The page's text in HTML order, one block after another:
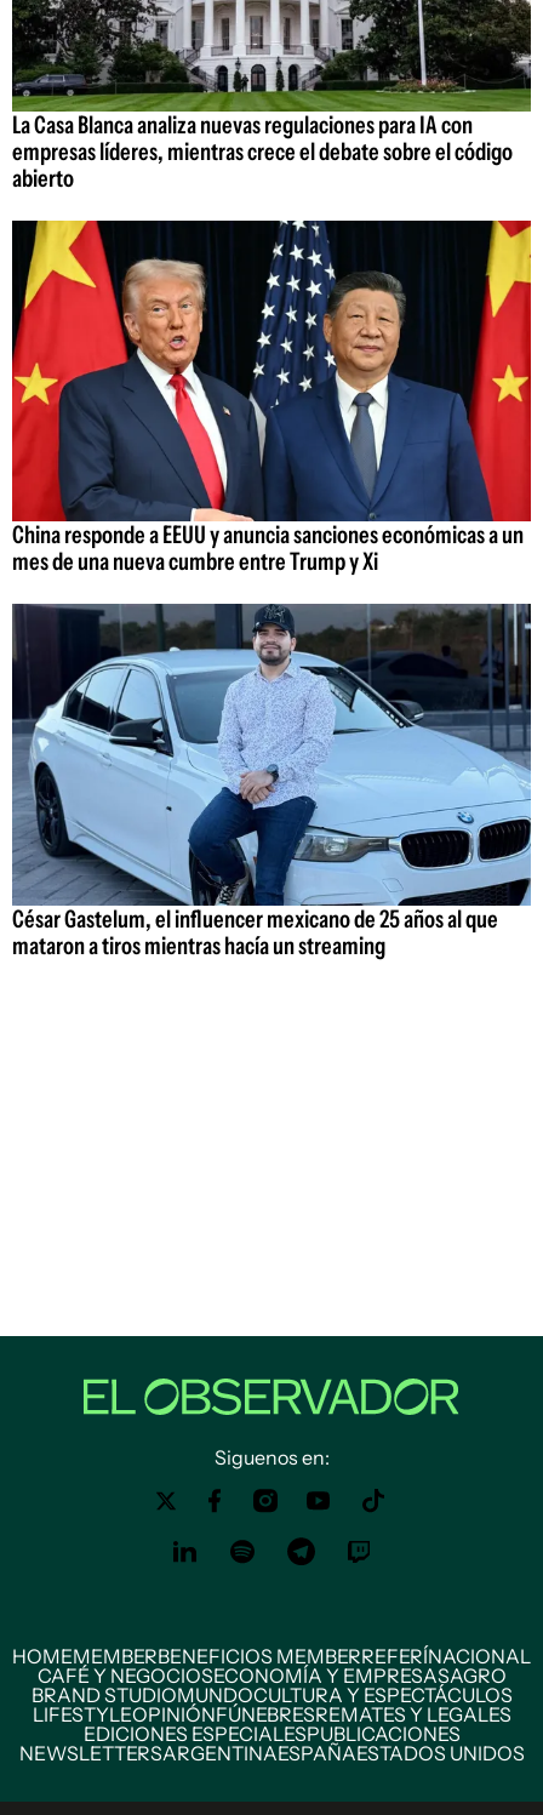
La Casa Blanca analiza nuevas regulaciones para IA con
empresas líderes, mientras crece el debate sobre el código
abierto
China responde a EEUU y anuncia sanciones económicas a un
mes de una nueva cumbre entre Trump y Xi
César Gastelum, el influencer mexicano de 25 años al que
mataron a tiros mientras hacía un streaming
Siguenos en:
HOMEMEMBERBENEFICIOS MEMBERREFERÍNACIONAL
CAFÉ Y NEGOCIOSECONOMÍA Y EMPRESASAGRO
BRAND STUDIOMUNDOCULTURA Y ESPECTÁCULOS
LIFESTYLEOPINIÓNFÚNEBRESREMATES Y LEGALES
EDICIONES ESPECIALESPUBLICACIONES
NEWSLETTERSARGENTINAESPAÑAESTADOS UNIDOS